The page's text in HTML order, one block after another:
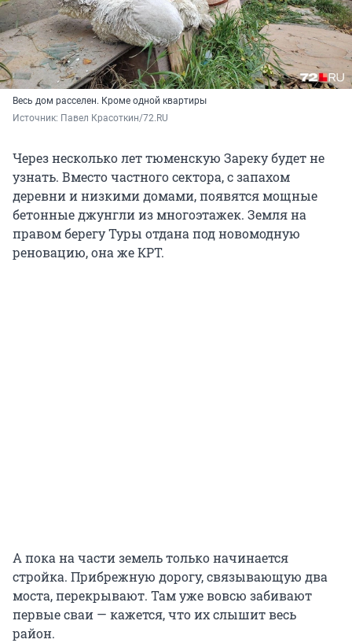
Весь дом расселен. Кроме одной квартиры
Источник: Павел Красоткин/72.RU
Через несколько лет тюменскую Зареку будет не
узнать. Вместо частного сектора, с запахом
деревни и низкими домами, появятся мощные
бетонные джунгли из многоэтажек. Земля на
правом берегу Туры отдана под новомодную
реновацию, она же КРТ.
А пока на части земель только начинается
стройка. Прибрежную дорогу, связывающую два
моста, перекрывают. Там уже вовсю забивают
первые сваи — кажется, что их слышит весь
район.